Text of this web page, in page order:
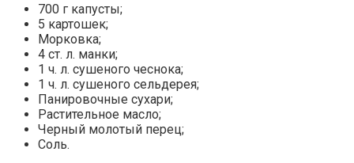
700 г капусты;
5 картошек;
Морковка;
4 ст. л. манки;
1 ч. л. сушеного чеснока;
1 ч. л. сушеного сельдерея;
Панировочные сухари;
Растительное масло;
Черный молотый перец;
Соль.